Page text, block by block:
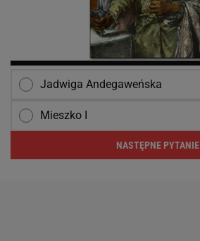
Jadwiga Andegaweńska
Mieszko I
NASTĘPNE PYTANIE